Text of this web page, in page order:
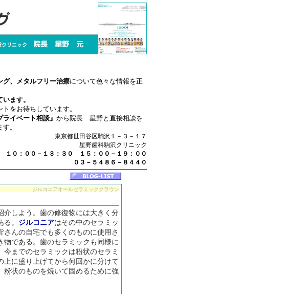
グ、メタルフリー治療について色々な情報を正
ます。
をお待ちしています。
ライベート相談』 から院長 星野と直接相談を
。
東京都世田谷区駒沢１－３－１７
星野歯科駒沢クリニック
１０：００－１３：３０ １５：００－１９：００
０３－５４８６－８４４０
ジルコニアオールセラミッククラウン
介しよう。歯の修復物には大きく分
。 ジルコニアはその中のセラミッ
んの自宅でも多くのものに使用さ
である。歯のセラミックも同様に
までのセラミックは粉状のセラミ
上に盛り上げてから何回かに分けて
状のものを焼いて固めるために強